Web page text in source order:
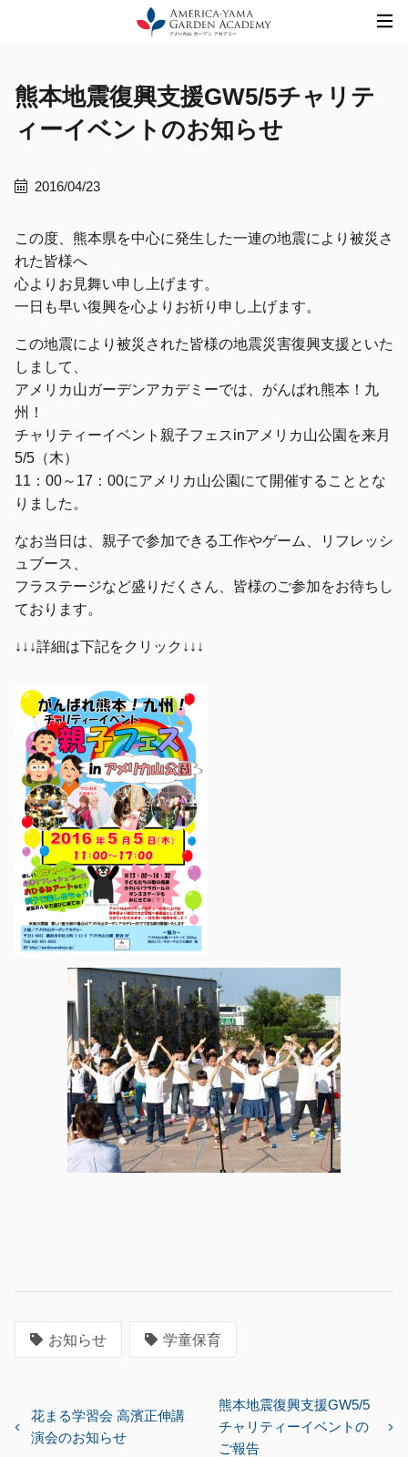
熊本地震復興支援GW5/5チャリテ
ィーイベントのお知らせ
2016/04/23
この度、熊本県を中心に発生した一連の地震により被災さ
れた皆様へ
心よりお見舞い申し上げます。
一日も早い復興を心よりお祈り申し上げます。
この地震により被災された皆様の地震災害復興支援といた
しまして、
アメリカ山ガーデンアカデミーでは、がんばれ熊本！九
州！
チャリティーイベント親子フェスinアメリカ山公園を来月
5/5（木）
11：00～17：00にアメリカ山公園にて開催することとな
りました。
なお当日は、親子で参加できる工作やゲーム、リフレッシ
ュブース、
フラステージなど盛りだくさん、皆様のご参加をお待ちし
ております。
↓↓↓詳細は下記をクリック↓↓↓
お知らせ 学童保育
投
稿
花まる学習会 高濱正伸講
演会のお知らせ
熊本地震復興支援GW5/5
チャリティーイベントの
ご報告